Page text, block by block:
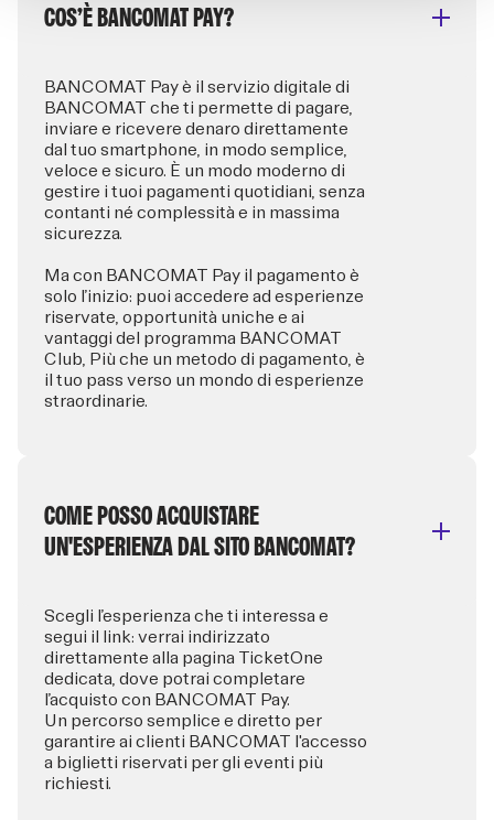
COS’È BANCOMAT PAY?
BANCOMAT Pay è il servizio digitale di
BANCOMAT che ti permette di pagare,
inviare e ricevere denaro direttamente
dal tuo smartphone, in modo semplice,
veloce e sicuro. È un modo moderno di
gestire i tuoi pagamenti quotidiani, senza
contanti né complessità e in massima
sicurezza.
Ma con BANCOMAT Pay il pagamento è
solo l’inizio: puoi accedere ad esperienze
riservate, opportunità uniche e ai
vantaggi del programma BANCOMAT
Club, Più che un metodo di pagamento, è
il tuo pass verso un mondo di esperienze
straordinarie.
COME POSSO ACQUISTARE
UN'ESPERIENZA DAL SITO BANCOMAT?
Scegli l’esperienza che ti interessa e
segui il link: verrai indirizzato
direttamente alla pagina TicketOne
dedicata, dove potrai completare
l’acquisto con BANCOMAT Pay.
Un percorso semplice e diretto per
garantire ai clienti BANCOMAT l'accesso
a biglietti riservati per gli eventi più
richiesti.